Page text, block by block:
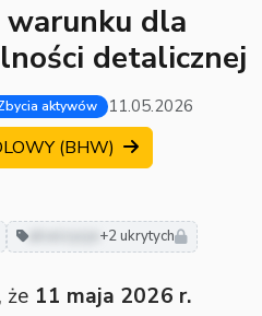
warunku dla
detalicznej
aktywów 11.05.2026
(BHW)
+2 ukrytych
że 11 maja 2026 r.